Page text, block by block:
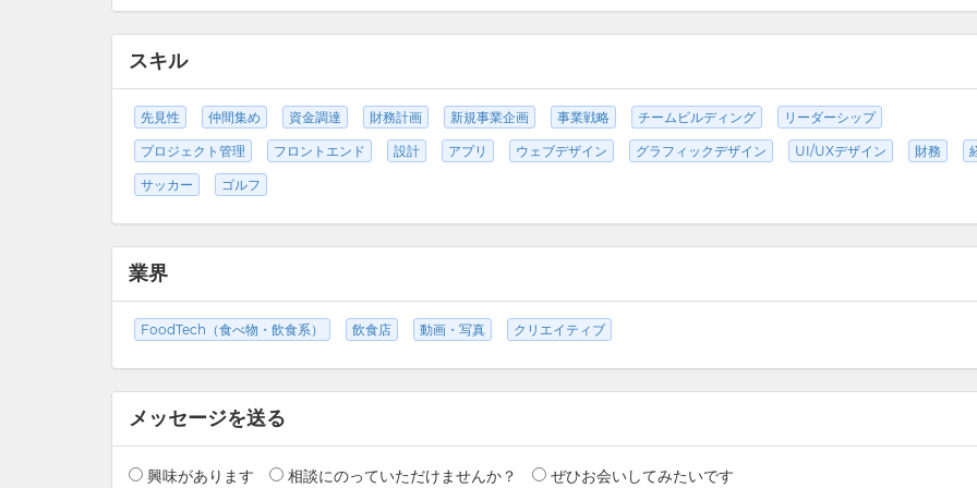
スキル
先見性 仲間集め 資金調達 財務計画 新規事業企画 事業戦略 チームビルディング リーダーシップ
プロジェクト管理 フロントエンド 設計 アプリ ウェブデザイン グラフィックデザイン UI/UXデザイン 財務
サッカー ゴルフ
業界
FoodTech（食べ物・飲食系） 飲食店 動画・写真 クリエイティブ
メッセージを送る
興味があります 相談にのっていただけませんか？ ぜひお会いしてみたいです